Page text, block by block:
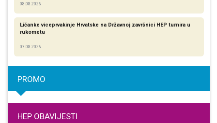
08.08.2026
Ličanke viceprvakinje Hrvatske na Državnoj završnici HEP turnira u
rukometu
07.08.2026
PROMO
HEP OBAVIJESTI